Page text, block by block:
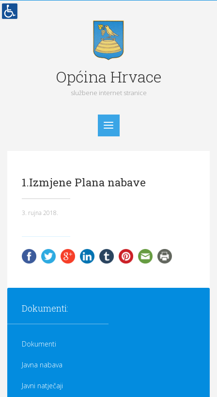
Općina Hrvace
službene internet stranice
Vijesti
Pristup informacijama
1.Izmjene Plana nabave
3. rujna 2018.
Dokumenti:
Dokumenti
Javna nabava
Javni natječaji